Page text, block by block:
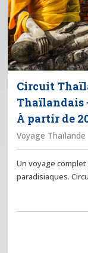
Circuit
Thaïlandais
À partir de
Voyage Thaïlande
Un voyage
paradisiaques.